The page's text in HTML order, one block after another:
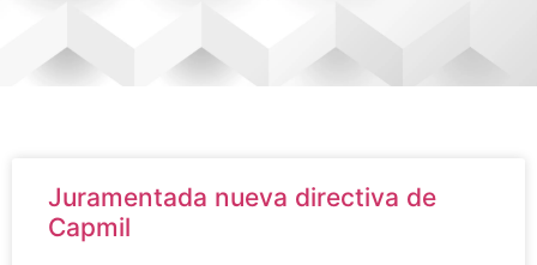
Juramentada nueva directiva de
Capmil